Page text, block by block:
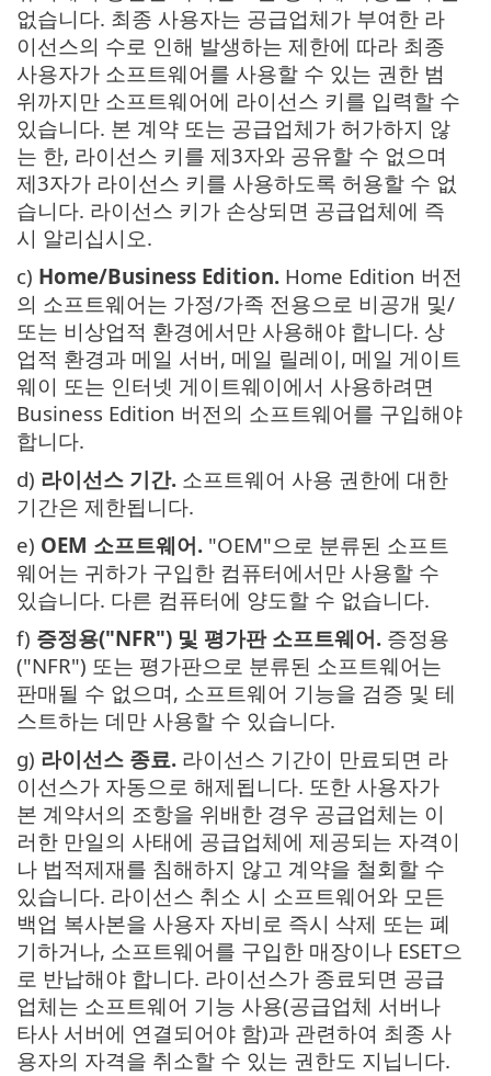
없습니다. 최종 사용자는 공급업체가 부여한 라
이선스의 수로 인해 발생하는 제한에 따라 최종
사용자가 소프트웨어를 사용할 수 있는 권한 범
위까지만 소프트웨어에 라이선스 키를 입력할 수
있습니다. 본 계약 또는 공급업체가 허가하지 않
는 한, 라이선스 키를 제3자와 공유할 수 없으며
제3자가 라이선스 키를 사용하도록 허용할 수 없
습니다. 라이선스 키가 손상되면 공급업체에 즉
시 알리십시오.
c) Home/Business Edition. Home Edition 버전
의 소프트웨어는 가정/가족 전용으로 비공개 및/
또는 비상업적 환경에서만 사용해야 합니다. 상
업적 환경과 메일 서버, 메일 릴레이, 메일 게이트
웨이 또는 인터넷 게이트웨이에서 사용하려면
Business Edition 버전의 소프트웨어를 구입해야
합니다.
d) 라이선스 기간. 소프트웨어 사용 권한에 대한
기간은 제한됩니다.
e) OEM 소프트웨어. "OEM"으로 분류된 소프트
웨어는 귀하가 구입한 컴퓨터에서만 사용할 수
있습니다. 다른 컴퓨터에 양도할 수 없습니다.
f) 증정용("NFR") 및 평가판 소프트웨어. 증정용
("NFR") 또는 평가판으로 분류된 소프트웨어는
판매될 수 없으며, 소프트웨어 기능을 검증 및 테
스트하는 데만 사용할 수 있습니다.
g) 라이선스 종료. 라이선스 기간이 만료되면 라
이선스가 자동으로 해제됩니다. 또한 사용자가
본 계약서의 조항을 위배한 경우 공급업체는 이
러한 만일의 사태에 공급업체에 제공되는 자격이
나 법적제재를 침해하지 않고 계약을 철회할 수
있습니다. 라이선스 취소 시 소프트웨어와 모든
백업 복사본을 사용자 자비로 즉시 삭제 또는 폐
기하거나, 소프트웨어를 구입한 매장이나 ESET으
로 반납해야 합니다. 라이선스가 종료되면 공급
업체는 소프트웨어 기능 사용(공급업체 서버나
타사 서버에 연결되어야 함)과 관련하여 최종 사
용자의 자격을 취소할 수 있는 권한도 지닙니다.